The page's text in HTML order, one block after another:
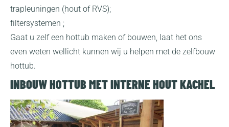
trapleuningen (hout of RVS);
filtersystemen ;
Gaat u zelf een hottub maken of bouwen, laat het ons
even weten wellicht kunnen wij u helpen met de zelfbouw
hottub.
INBOUW HOTTUB MET INTERNE HOUT KACHEL